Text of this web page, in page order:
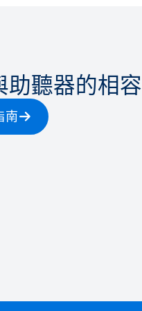
助聽器的相
南